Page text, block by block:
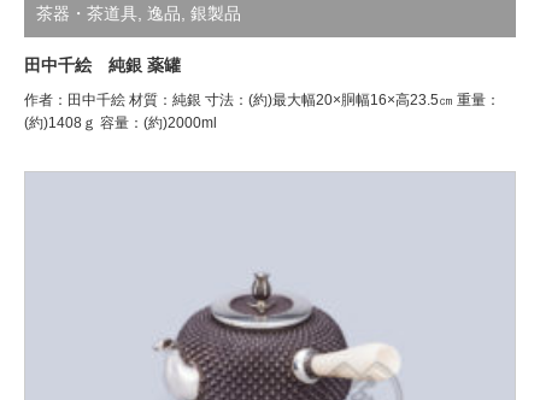
茶器・茶道具 逸品 銀製品
田中千絵 純銀 薬罐
作者：田中千絵 材質：純銀 寸法：(約)最大幅20×胴幅16×高23.5㎝ 重量：
(約)1408ｇ 容量：(約)2000ml